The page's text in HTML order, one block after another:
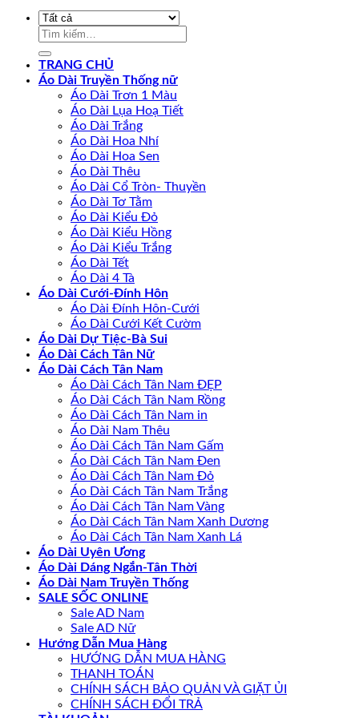
Tìm
TRANG CHỦ
Áo Dài Truyền Thống nữ
Áo Dài Trơn 1 Màu
Áo Dài Lụa Hoạ Tiết
Áo Dài Trắng
Áo Dài Hoa Nhí
Áo Dài Hoa Sen
Áo Dài Thêu
Áo Dài Cổ Tròn- Thuyền
Áo Dài Tơ Tằm
Áo Dài Kiểu Đỏ
Áo Dài Kiểu Hồng
Áo Dài Kiểu Trắng
Áo Dài Tết
Áo Dài 4 Tà
Áo Dài Cưới-Đính Hôn
Áo Dài Đính Hôn-Cưới
Áo Dài Cưới Kết Cườm
Áo Dài Dự Tiệc-Bà Sui
Áo Dài Cách Tân Nữ
Áo Dài Cách Tân Nam
Áo Dài Cách Tân Nam ĐẸP
Áo Dài Cách Tân Nam Rồng
Áo Dài Cách Tân Nam in
Áo Dài Nam Thêu
Áo Dài Cách Tân Nam Gấm
Áo Dài Cách Tân Nam Đen
Áo Dài Cách Tân Nam Đỏ
Áo Dài Cách Tân Nam Trắng
Áo Dài Cách Tân Nam Vàng
Áo Dài Cách Tân Nam Xanh Dương
Áo Dài Cách Tân Nam Xanh Lá
Áo Dài Uyên Ương
Áo Dài Dáng Ngắn-Tân Thời
Áo Dài Nam Truyền Thống
SALE SỐC ONLINE
Sale AD Nam
Sale AD Nữ
Hướng Dẫn Mua Hàng
HƯỚNG DẪN MUA HÀNG
THANH TOÁN
CHÍNH SÁCH BẢO QUẢN VÀ GIẶT ỦI
CHÍNH SÁCH ĐỔI TRẢ